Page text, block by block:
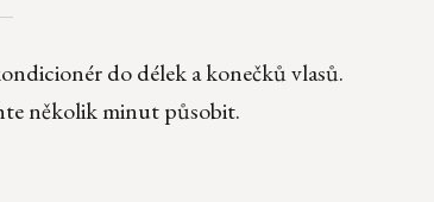
do délek a konečků vlasů.
několik minut působit.